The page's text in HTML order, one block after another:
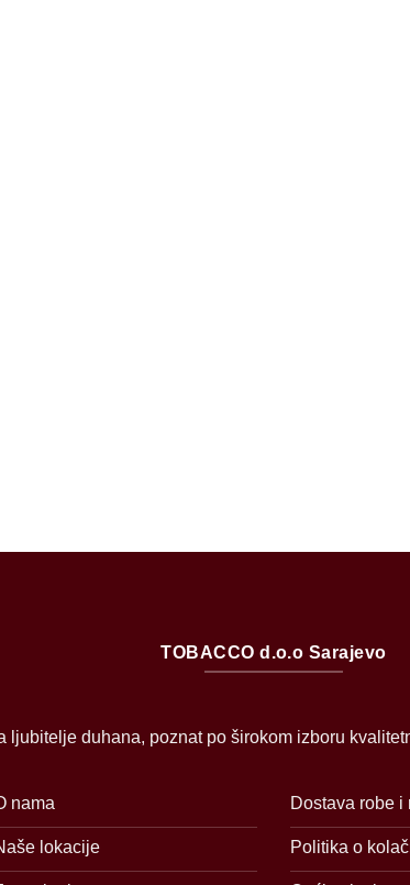
TOBACCO d.o.o Sarajevo
ljubitelje duhana, poznat po širokom izboru
nama
lokacije
Dostava robe
Politika o